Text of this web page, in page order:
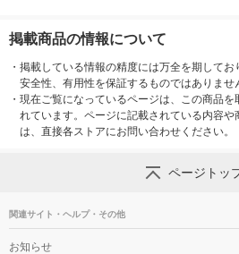
掲載商品の情報について
・ 掲載している情報の精度には万全を期してお
安全性、有用性を保証するものではありませ
・ 現在ご覧になっているページは、この商品を
れています。ページに記載されている内容
は、直接各ストアにお問い合わせください。
ページトッ
関連サイト・ヘルプ・その他
お知らせ